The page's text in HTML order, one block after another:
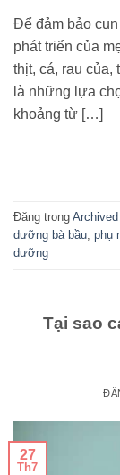
Để đảm bảo
phát triển của
thịt, cá, rau của,
là những lựa
khoảng từ […]
Đăng trong Archived
dưỡng bà bầu phụ
dưỡng
Tại sao
27
Th7